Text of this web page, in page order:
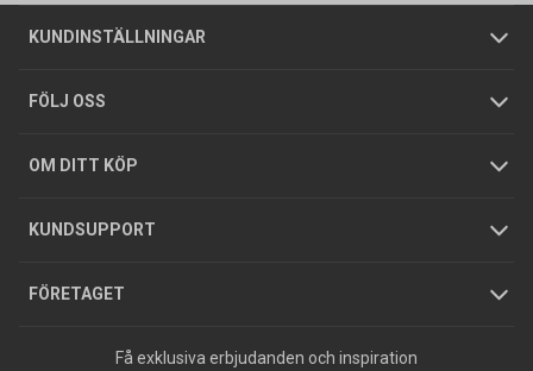
KUNDINSTÄLLNINGAR
Företagskund / Privatkund
FÖLJ OSS
OM DITT KÖP
Allmänna försäljningsvillkor
Integritetspolicy
GDPR
KUNDSUPPORT
Butiker
Foldrar och kataloger
Köpguider
Varumärken
FÖRETAGET
Om oss
Tjänster
Hållbarhet
Jobba hos oss
Press
Få exklusiva erbjudanden och inspiration